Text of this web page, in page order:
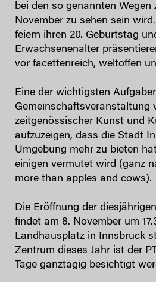
bei den so genannten
November zu sehen sein
feiern ihren 20. Geburtstag
Erwachsenenalter
vor facettenreich, weltoffen
Eine der wichtigsten
Gemeinschaftsveranstaltung
zeitgenössischer Kunst und
aufzuzeigen, dass die Stadt
Umgebung mehr zu bieten
einigen vermutet wird (ganz
more than apples and cows).
Die Eröffnung der diesjährigen
findet am 8. November um
Landhausplatz in Innsbruck
Zentrum dieses Jahr ist der
Tage ganztägig besichtigt